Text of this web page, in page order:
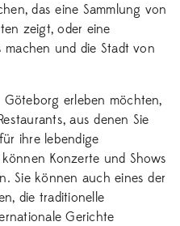
das eine Sammlung von
zeigt, oder eine
und die Stadt von
erleben möchten,
aus denen Sie
ihre lebendige
Konzerte und Shows
Sie können auch eines der
die traditionelle
Gerichte